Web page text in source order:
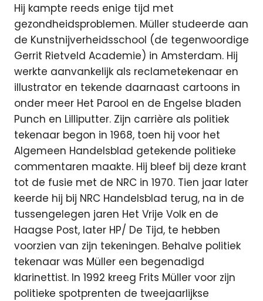
Hij kampte reeds enige tijd met
gezondheidsproblemen. Müller studeerde aan
de Kunstnijverheidsschool (de tegenwoordige
Gerrit Rietveld Academie) in Amsterdam. Hij
werkte aanvankelijk als reclametekenaar en
illustrator en tekende daarnaast cartoons in
onder meer Het Parool en de Engelse bladen
Punch en Lilliputter. Zijn carrière als politiek
tekenaar begon in 1968, toen hij voor het
Algemeen Handelsblad getekende politieke
commentaren maakte. Hij bleef bij deze krant
tot de fusie met de NRC in 1970. Tien jaar later
keerde hij bij NRC Handelsblad terug, na in de
tussengelegen jaren Het Vrije Volk en de
Haagse Post, later HP/ De Tijd, te hebben
voorzien van zijn tekeningen. Behalve politiek
tekenaar was Müller een begenadigd
klarinettist. In 1992 kreeg Frits Müller voor zijn
politieke spotprenten de tweejaarlijkse